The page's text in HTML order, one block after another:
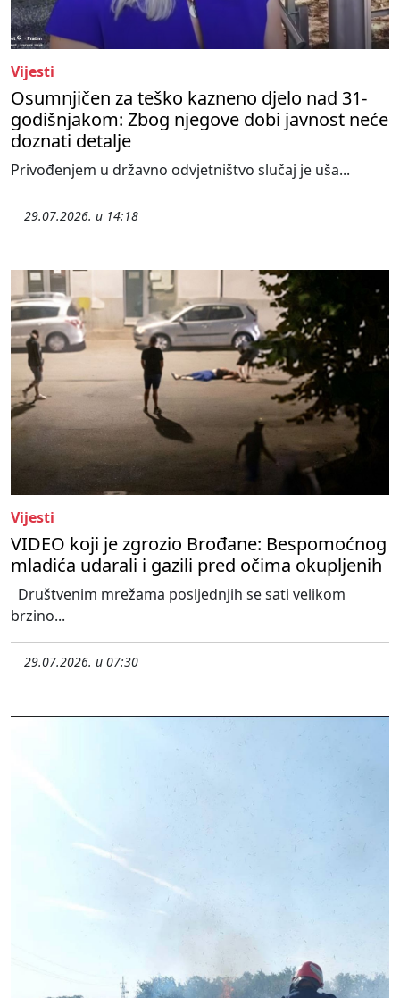
Vijesti
Osumnjičen za teško kazneno djelo nad 31-
godišnjakom: Zbog njegove dobi javnost neće
doznati detalje
Privođenjem u državno odvjetništvo slučaj je uša...
29.07.2026. u 14:18
Vijesti
VIDEO koji je zgrozio Brođane: Bespomoćnog
mladića udarali i gazili pred očima okupljenih
Društvenim mrežama posljednjih se sati velikom
brzino...
29.07.2026. u 07:30